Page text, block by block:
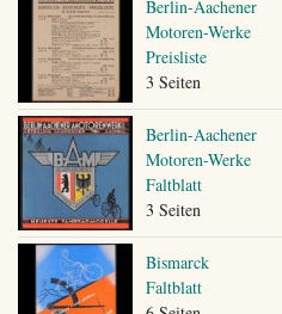
Berlin-Aachener
Motoren-Werke
Preisliste
3 Seiten
Berlin-Aachener
Motoren-Werke
Faltblatt
3 Seiten
Bismarck
Faltblatt